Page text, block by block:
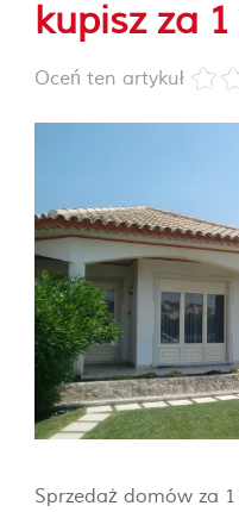
kupisz za
Oceń ten artykuł
Sprzedaż domów za